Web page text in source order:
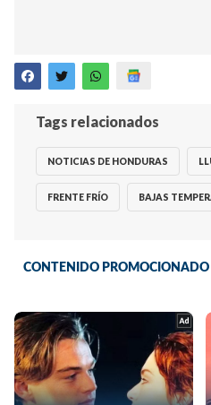
Tags relacionados
NOTICIAS DE HONDURAS
FRENTE FRÍO BAJAS